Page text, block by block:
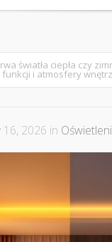
światła ciepła czy
funkcji i atmosfery
2026 in